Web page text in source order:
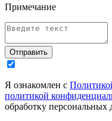
Примечание
Отправить
Я ознакомлен с
политикой
обработку персональных